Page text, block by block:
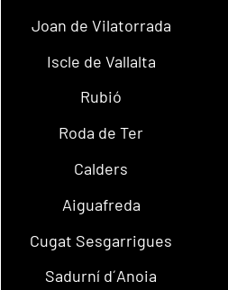
Joan de Vilatorrada
Iscle de Vallalta
Rubió
Roda de Ter
Calders
Aiguafreda
Cugat Sesgarrigues
Sadurní d´Anoia